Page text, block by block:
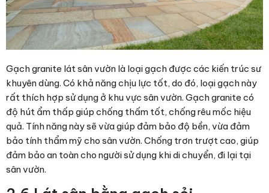
Gạch granite lát sân vườn là loại gạch được các kiến trúc sư
khuyên dùng. Có khả năng chịu lực tốt, do đó, loại gạch này
rất thích hợp sử dụng ở khu vực sân vườn. Gạch granite có
độ hút ẩm thấp giúp chống thấm tốt, chống rêu mốc hiệu
quả. Tính năng này sẽ vừa giúp đảm bảo độ bền, vừa đảm
bảo tính thẩm mỹ cho sân vườn. Chống trơn trượt cao, giúp
đảm bảo an toàn cho người sử dụng khi di chuyển, đi lại tại
sân vườn.